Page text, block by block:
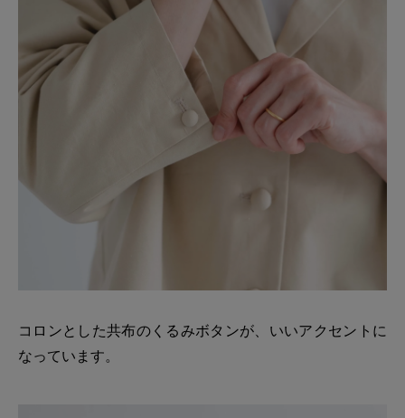
コロンとした共布のくるみボタンが、いいアクセントに
なっています。